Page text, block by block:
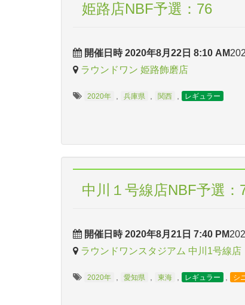
姫路店NBF予選：76
開催日時 2020年8月22日 8:10 AM
ラウンドワン 姫路飾磨店
2020年 兵庫県 関西 レギュラー
中川１号線店NBF予選：
開催日時 2020年8月21日 7:40 PM
ラウンドワンスタジアム 中川1号線店
2020年 愛知県 東海 レギュラー シ